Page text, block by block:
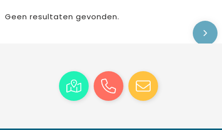
Geen resultaten gevonden.